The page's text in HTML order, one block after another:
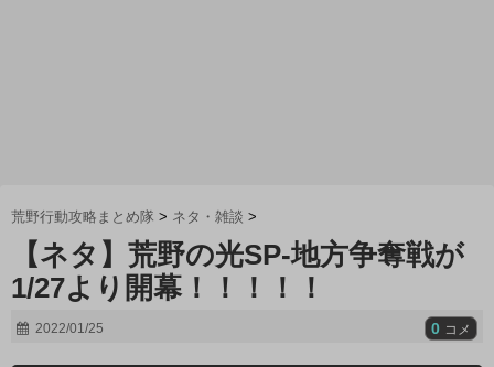
荒野行動攻略まとめ隊 > ネタ・雑談 >
【ネタ】荒野の光SP-地方争奪戦が
1/27より開幕！！！！！
2022/01/25 0 コメ